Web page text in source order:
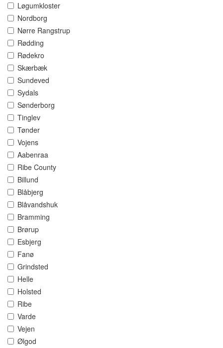
Løgumkloster
Nordborg
Nørre Rangstrup
Rødding
Rødekro
Skærbæk
Sundeved
Sydals
Sønderborg
Tinglev
Tønder
Vojens
Aabenraa
Ribe County
Billund
Blåbjerg
Blåvandshuk
Bramming
Brørup
Esbjerg
Fanø
Grindsted
Helle
Holsted
Ribe
Varde
Vejen
Ølgod